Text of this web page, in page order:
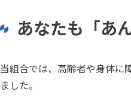
あなたも「あ
当組合では、高齢者や身体に
ました。